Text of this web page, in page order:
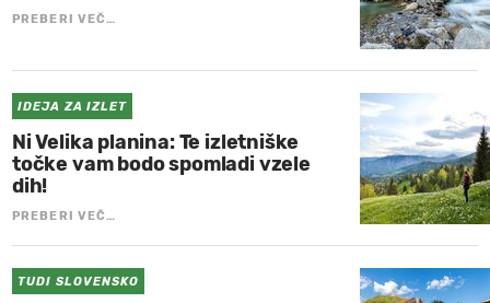
PREBERI VEČ…
IDEJA ZA IZLET
Ni Velika planina: Te izletniške
točke vam bodo spomladi vzele
dih!
PREBERI VEČ…
TUDI SLOVENSKO